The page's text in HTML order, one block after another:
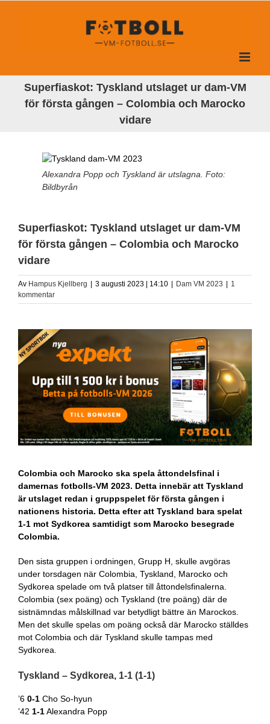
Superfiaskot: Tyskland utslaget ur dam-VM
för första gången – Colombia och Marocko
vidare
Alexandra Popp och Tyskland är utslagna. Foto:
Bildbyrån
Superfiaskot: Tyskland utslaget ur dam-VM
för första gången – Colombia och Marocko
vidare
Av Hampus Kjellberg | 3 augusti 2023 | 14:10 | Dam VM 2023 | 1
kommentar
Colombia och Marocko ska spela åttondelsfinal i
damernas fotbolls-VM 2023. Detta innebär att Tyskland
är utslaget redan i gruppspelet för första gången i
nationens historia. Detta efter att Tyskland bara spelat
1-1 mot Sydkorea samtidigt som Marocko besegrade
Colombia.
Den sista gruppen i ordningen, Grupp H, skulle avgöras
under torsdagen när Colombia, Tyskland, Marocko och
Sydkorea spelade om två platser till åttondelsfinalerna.
Colombia (sex poäng) och Tyskland (tre poäng) där de
sistnämndas målskillnad var betydligt bättre än Marockos.
Men det skulle spelas om poäng också där Marocko ställdes
mot Colombia och där Tyskland skulle tampas med
Sydkorea.
Tyskland – Sydkorea, 1-1 (1-1)
’6 0-1 Cho So-hyun
’42 1-1Alexandra Popp